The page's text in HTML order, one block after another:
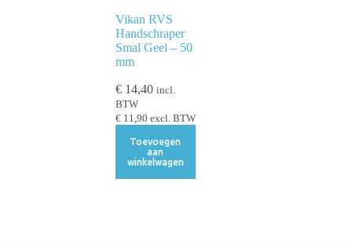
Vikan RVS
Handschraper
Smal Geel – 50
mm
€14,40 incl.
BTW
€11,90 excl. BTW
Toevoegen
aan
winkelwagen